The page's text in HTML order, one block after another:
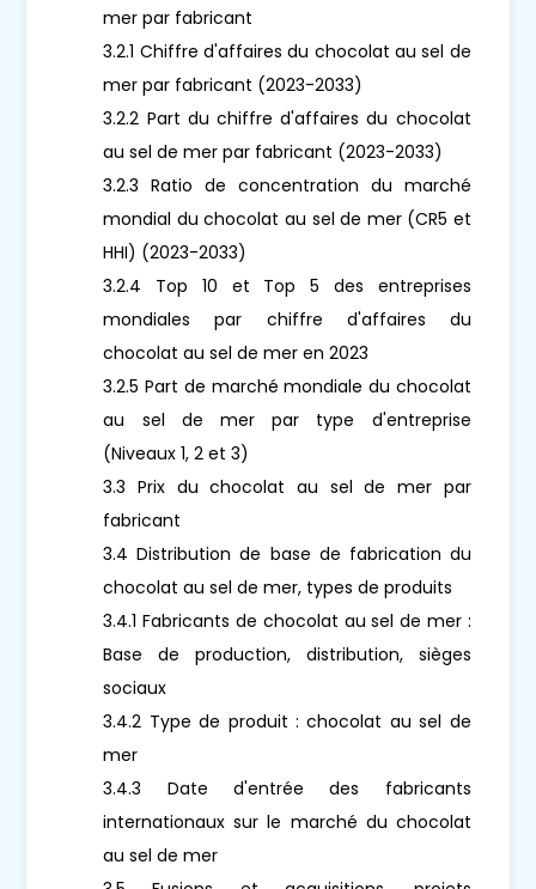
mer par fabricant
3.2.1 Chiffre d'affaires du chocolat au sel de
mer par fabricant (2023-2033)
3.2.2 Part du chiffre d'affaires du chocolat
au sel de mer par fabricant (2023-2033)
3.2.3 Ratio de concentration du marché
mondial du chocolat au sel de mer (CR5 et
HHI) (2023-2033)
3.2.4 Top 10 et Top 5 des entreprises
mondiales par chiffre d'affaires du
chocolat au sel de mer en 2023
3.2.5 Part de marché mondiale du chocolat
au sel de mer par type d'entreprise
(Niveaux 1, 2 et 3)
3.3 Prix du chocolat au sel de mer par
fabricant
3.4 Distribution de base de fabrication du
chocolat au sel de mer, types de produits
3.4.1 Fabricants de chocolat au sel de mer :
Base de production, distribution, sièges
sociaux
3.4.2 Type de produit : chocolat au sel de
mer
3.4.3 Date d'entrée des fabricants
internationaux sur le marché du chocolat
au sel de mer